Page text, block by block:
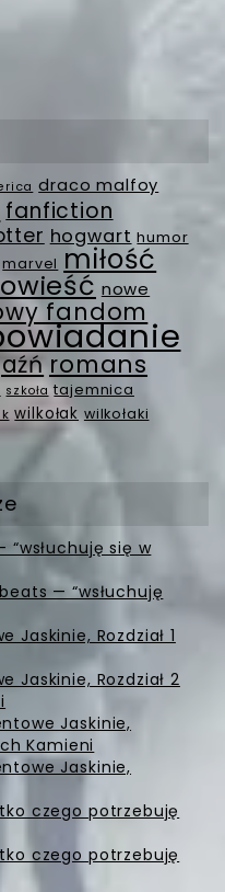
draco malfoy
fanfiction
hogwart humor
marvel miłość
nowe
fandom
romans
szkoła tajemnica
wilkołak wilkołaki
się w
— “wsłuchuję
Jaskinie, Rozdział 1
Jaskinie, Rozdział 2
Jaskinie,
Kamieni
Jaskinie,
czego potrzebuję
czego potrzebuję